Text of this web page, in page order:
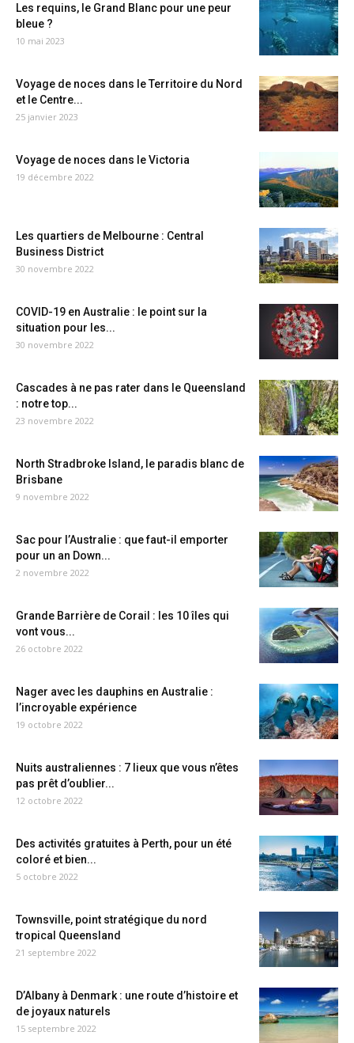
Les requins, le Grand Blanc pour une peur
bleue ?
10 mai 2023
Voyage de noces dans le Territoire du Nord
et le Centre...
25 janvier 2023
Voyage de noces dans le Victoria
19 décembre 2022
Les quartiers de Melbourne : Central
Business District
30 novembre 2022
COVID-19 en Australie : le point sur la
situation pour les...
30 novembre 2022
Cascades à ne pas rater dans le Queensland
: notre top...
23 novembre 2022
North Stradbroke Island, le paradis blanc de
Brisbane
9 novembre 2022
Sac pour l’Australie : que faut-il emporter
pour un an Down...
2 novembre 2022
Grande Barrière de Corail : les 10 îles qui
vont vous...
26 octobre 2022
Nager avec les dauphins en Australie :
l’incroyable expérience
19 octobre 2022
Nuits australiennes : 7 lieux que vous n’êtes
pas prêt d’oublier...
12 octobre 2022
Des activités gratuites à Perth, pour un été
coloré et bien...
5 octobre 2022
Townsville, point stratégique du nord
tropical Queensland
21 septembre 2022
D’Albany à Denmark : une route d’histoire et
de joyaux naturels
15 septembre 2022